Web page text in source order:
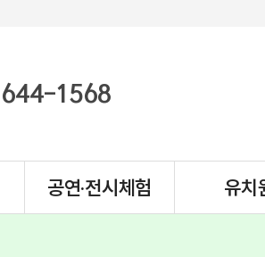
1568
공연·전시체험 유치